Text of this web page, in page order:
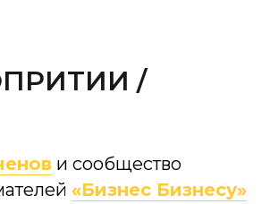
/
и сообщество
«Бизнес Бизнесу»